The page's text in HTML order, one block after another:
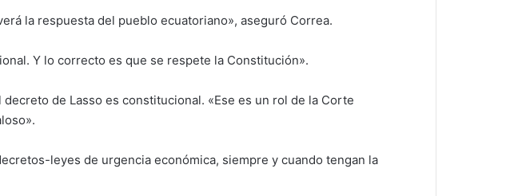
la respuesta del pueblo ecuatoriano», aseguró Correa.
Y lo correcto es que se respete la Constitución».
de Lasso es constitucional. «Ese es un rol de la Corte
leyes de urgencia económica, siempre y cuando tengan la